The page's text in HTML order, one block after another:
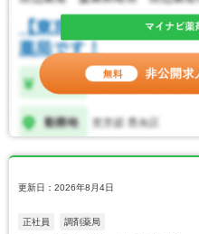
更新日：2026年8月4日
正社員 調剤薬局